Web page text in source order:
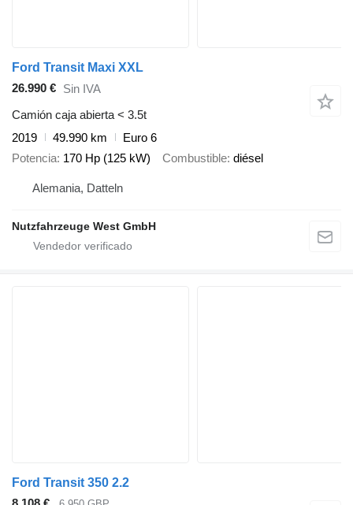
Ford Transit Maxi XXL
26.990 € Sin IVA
Camión caja abierta < 3.5t
2019
49.990 km
Euro 6
Potencia 170 Hp (125 kW) Combustible diésel
Alemania, Datteln
Nutzfahrzeuge West GmbH
Ford Transit 350 2.2